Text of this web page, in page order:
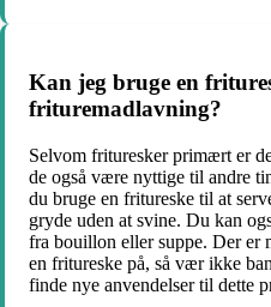
Kan jeg bruge en
frituremadlavning?
Selvom frituresker primært er
de også være nyttige til andre
du bruge en fritureske til at
gryde uden at svine. Du kan
fra bouillon eller suppe. Der er
en fritureske på, så vær ikke
finde nye anvendelser til dette